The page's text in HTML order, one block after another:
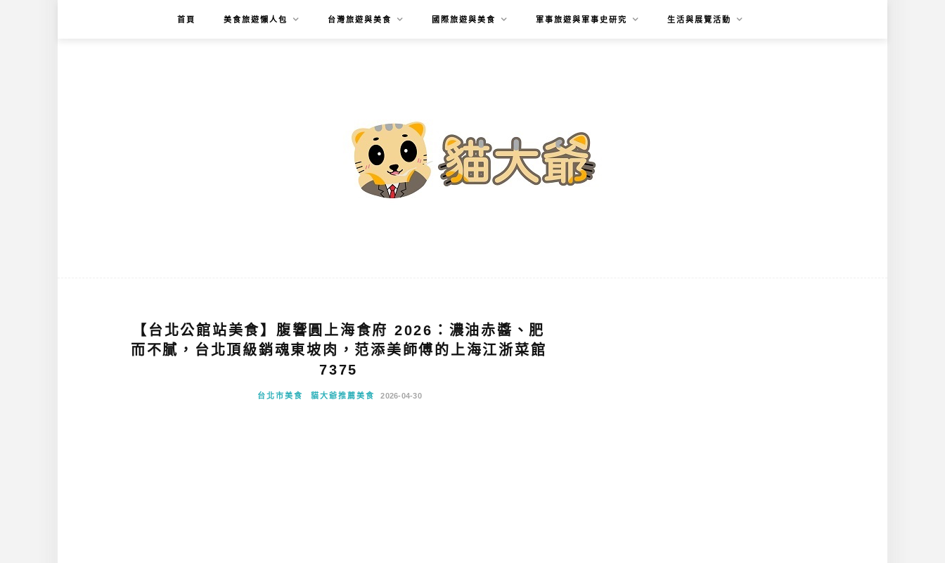
首頁 美食旅遊懶人包 台灣旅遊與美食 國際旅遊與美食 軍事旅遊與軍事史研究 生活與展覽活動
【台北公館站美食】腹響圓上海食府 2026：濃油赤醬、肥
而不膩，台北頂級銷魂東坡肉，范添美師傅的上海江浙菜館
7375
台北市美食 貓大爺推薦美食 2026-04-30